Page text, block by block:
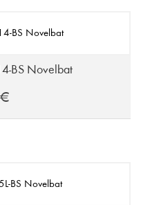
BS Novelbat